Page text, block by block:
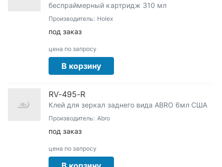
беспраймерный картридж 310 мл
Производитель: Holex
под заказ
цена по запросу
В корзину
RV-495-R
Клей для зеркал заднего вида ABRO 6мл США
Производитель: Abro
под заказ
цена по запросу